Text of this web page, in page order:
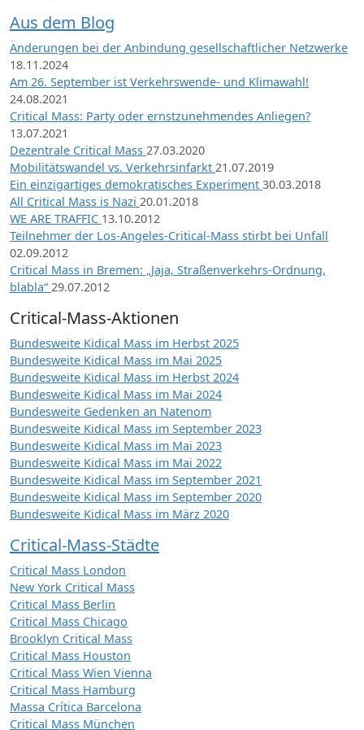
Aus dem Blog
Änderungen bei der Anbindung gesellschaftlicher Netzwerke
18.11.2024
Am 26. September ist Verkehrswende- und Klimawahl!
24.08.2021
Critical Mass: Party oder ernstzunehmendes Anliegen?
13.07.2021
Dezentrale Critical Mass 27.03.2020
Mobilitätswandel vs. Verkehrsinfarkt 21.07.2019
Ein einzigartiges demokratisches Experiment 30.03.2018
All Critical Mass is Nazi 20.01.2018
WE ARE TRAFFIC 13.10.2012
Teilnehmer der Los-Angeles-Critical-Mass stirbt bei Unfall
02.09.2012
Critical Mass in Bremen: „Jaja, Straßenverkehrs-Ordnung,
blabla“ 29.07.2012
Critical-Mass-Aktionen
Bundesweite Kidical Mass im Herbst 2025
Bundesweite Kidical Mass im Mai 2025
Bundesweite Kidical Mass im Herbst 2024
Bundesweite Kidical Mass im Mai 2024
Bundesweite Gedenken an Natenom
Bundesweite Kidical Mass im September 2023
Bundesweite Kidical Mass im Mai 2023
Bundesweite Kidical Mass im Mai 2022
Bundesweite Kidical Mass im September 2021
Bundesweite Kidical Mass im September 2020
Bundesweite Kidical Mass im März 2020
Critical-Mass-Städte
Critical Mass London
New York Critical Mass
Critical Mass Berlin
Critical Mass Chicago
Brooklyn Critical Mass
Critical Mass Houston
Critical Mass Wien Vienna
Critical Mass Hamburg
Massa Crítica Barcelona
Critical Mass München